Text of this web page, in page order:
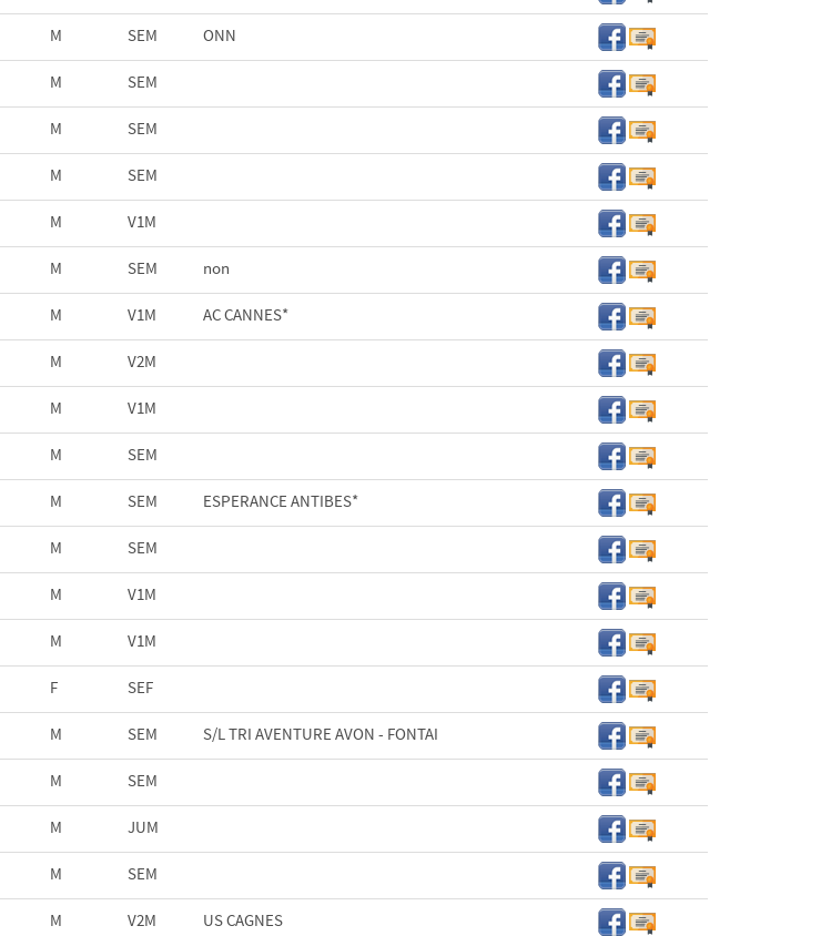
M SEM ONN
M SEM
M SEM
M SEM
M V1M
M SEM non
M V1M AC CANNES*
M V2M
M V1M
M SEM
M SEM ESPERANCE ANTIBES*
M SEM
M V1M
M V1M
F SEF
M SEM S/L TRI AVENTURE AVON - FONTAI
M SEM
M JUM
M SEM
M V2M US CAGNES